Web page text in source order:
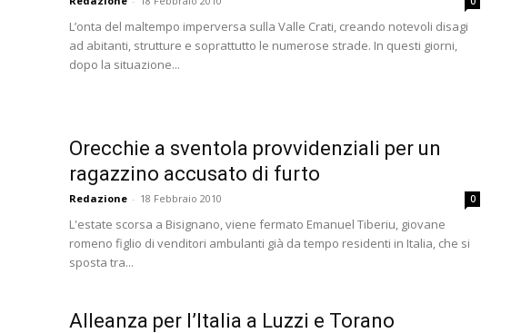
L’onta del maltempo imperversa sulla Valle Crati, creando notevoli disagi
ad abitanti, strutture e soprattutto le numerose strade. In questi giorni,
dopo la situazione...
Orecchie a sventola provvidenziali per un
ragazzino accusato di furto
Redazione - 18 Febbraio 2010 0
L'estate scorsa a Bisignano, viene fermato Emanuel Tiberiu, giovane
romeno figlio di venditori ambulanti già da tempo residenti in Italia, che si
sposta tra...
Alleanza per l’Italia a Luzzi e Torano